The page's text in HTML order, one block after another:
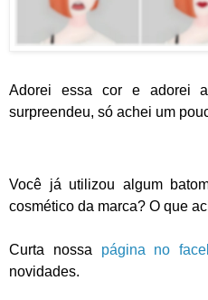
Adorei essa cor e adorei
surpreendeu, só achei um
Você já utilizou algum
cosmético da marca? O que
Curta nossa página no
novidades.